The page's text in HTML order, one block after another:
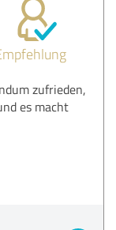
zufrieden,
es macht